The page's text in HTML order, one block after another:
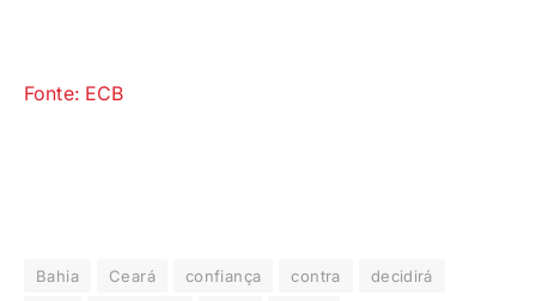
Fonte: ECB
Bahia Ceará confiança contra
decidirá